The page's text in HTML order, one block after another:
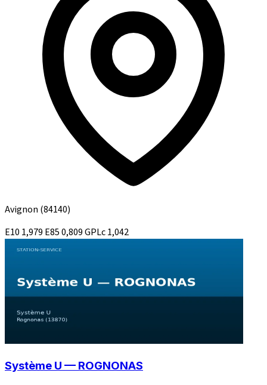
Avignon (84140)
E10 1,979 E850,809GPLc1,042
Système U — ROGNONAS